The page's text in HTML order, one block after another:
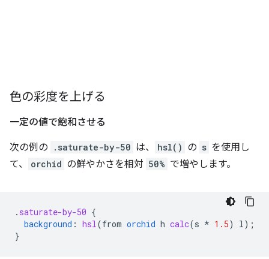
色の彩度を上げる
一定の値で飽和させる
次の例の .saturate-by-50 は、 hsl() の s を使用し
て、
orchid の鮮やかさを相対 50% で増やします。
. saturate-by-50 {
background : hsl (from orchid h calc(s * 1.5) l );
}